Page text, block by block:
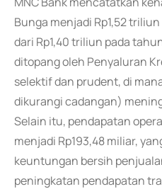
Bunga menjadi Rp1,52
dari Rp1,40 triliun pada
ditopang oleh Penyaluran
selektif dan prudent, di
dikurangi cadangan)
Selain itu, pendapatan
menjadi Rp193,48 miliar,
keuntungan bersih
peningkatan pendapatan